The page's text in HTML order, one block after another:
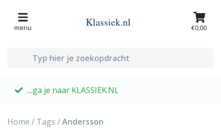
menu Klassiek.nl €0,00
....ga je naar KLASSIEK.NL
Home / Tags /Andersson